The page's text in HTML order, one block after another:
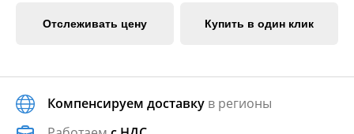
Отслеживать цену Купить в один клик
Компенсируем доставку в регионы